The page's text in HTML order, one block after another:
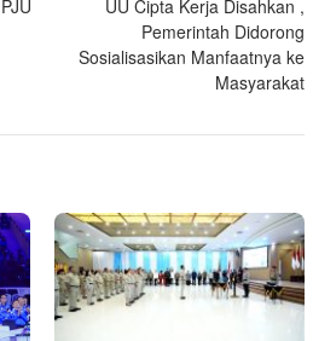
UU Cipta Kerja Disahkan ,
Pemerintah Didorong
Sosialisasikan Manfaatnya ke
Masyarakat